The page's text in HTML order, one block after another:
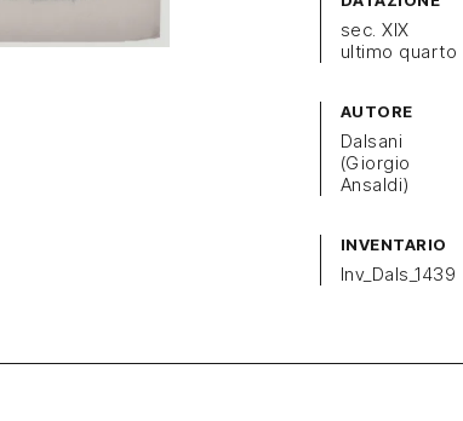
sec. XIX
ultimo quarto
AUTORE
Dalsani
(Giorgio
Ansaldi)
INVENTARIO
Inv_Dals_1439